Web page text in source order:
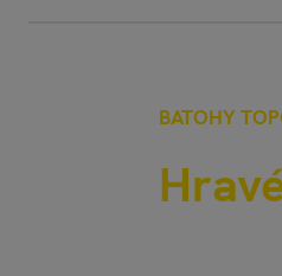
BATOHY